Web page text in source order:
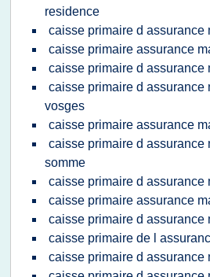
residence
caisse primaire d assurance
caisse primaire assurance
caisse primaire d assurance
caisse primaire d assurance
vosges
caisse primaire assurance
caisse primaire d assurance
somme
caisse primaire d assurance
caisse primaire assurance
caisse primaire d assurance
caisse primaire de l
caisse primaire d assurance